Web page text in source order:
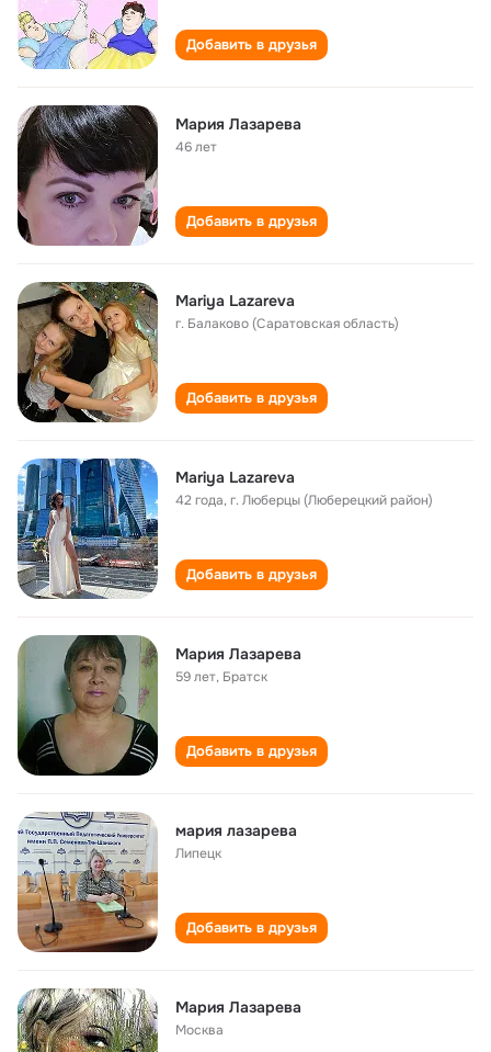
Добавить в друзья
Мария Лазарева
46 лет
Добавить в друзья
Mariya Lazareva
г. Балаково (Саратовская область)
Добавить в друзья
Mariya Lazareva
42 года,г. Люберцы (Люберецкий район)
Добавить в друзья
Мария Лазарева
59 лет, Братск
Добавить в друзья
мария лазарева
Липецк
Добавить в друзья
Мария Лазарева
Москва